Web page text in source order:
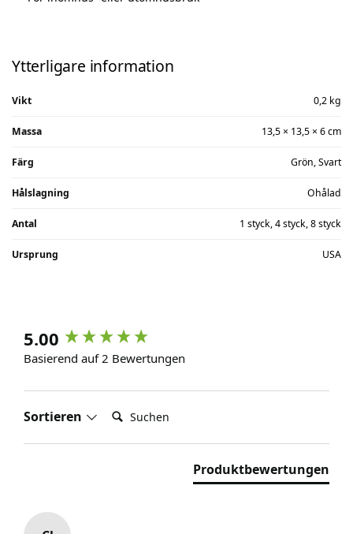
Ytterligare information
Vikt 0,2 kg
Massa 13,5 × 13,5 × 6 cm
Färg Grön, Svart
Hålslagning Ohålad
Antal 1 styck, 4 styck, 8 styck
Ursprung USA
5.00
Basierend auf 2 Bewertungen
Sortieren Suchen:
Produktbewertungen